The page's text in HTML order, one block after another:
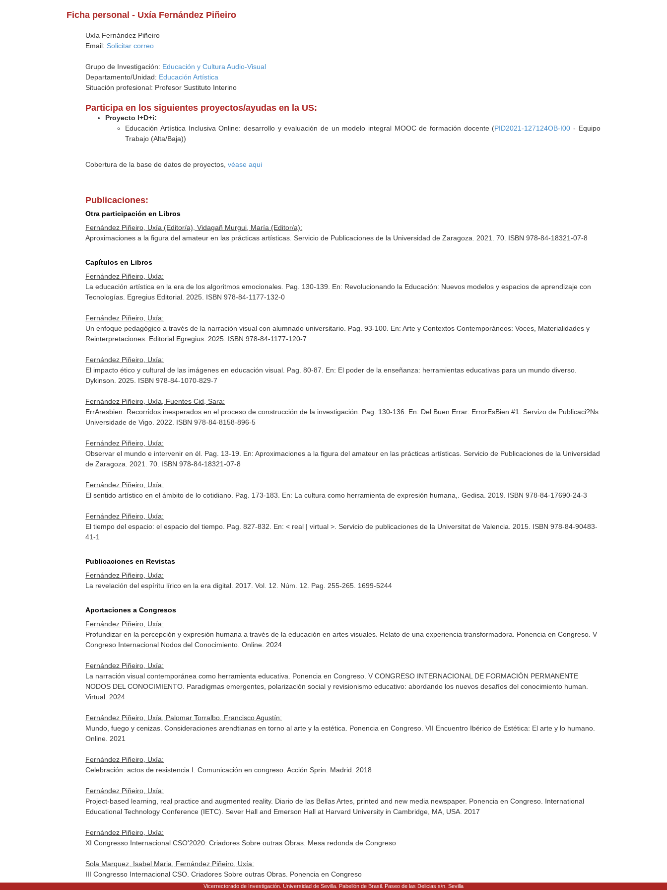
Ficha personal - Uxía Fernández Piñeiro
Uxía Fernández Piñeiro
Email: Solicitar correo
Grupo de Investigación: Educación y Cultura Audio-Visual
Departamento/Unidad: Educación Artística
Situación profesional: Profesor Sustituto Interino
Participa en los siguientes proyectos/ayudas en la US:
Proyecto I+D+i:
Educación Artística Inclusiva Online: desarrollo y evaluación de un modelo integral MOOC de formación docente (PID2021-127124OB-I00 - Equipo
Trabajo (Alta/Baja))
Cobertura de la base de datos de proyectos,véase aqui
Publicaciones:
Otra participación en Libros
Fernández Piñeiro, Uxía (Editor/a), Vidagañ Murgui, María (Editor/a):
Aproximaciones a la figura del amateur en las prácticas artísticas. Servicio de Publicaciones de la Universidad de Zaragoza. 2021. 70. ISBN 978-84-18321-07-8
Capítulos en Libros
Fernández Piñeiro, Uxía:
La educación artística en la era de los algoritmos emocionales. Pag. 130-139. En: Revolucionando la Educación: Nuevos modelos y espacios de aprendizaje con
Tecnologías . Egregius Editorial. 2025. ISBN 978-84-1177-132-0
Fernández Piñeiro, Uxía:
Un enfoque pedagógico a través de la narración visual con alumnado universitario. Pag. 93-100. En: Arte y Contextos Contemporáneos: Voces, Materialidades y
Reinterpretaciones . Editorial Egregius. 2025. ISBN 978-84-1177-120-7
Fernández Piñeiro, Uxía:
El impacto ético y cultural de las imágenes en educación visual. Pag. 80-87. En: El poder de la enseñanza: herramientas educativas para un mundo diverso
Dykinson. 2025. ISBN 978-84-1070-829-7
Fernández Piñeiro, Uxía, Fuentes Cid, Sara:
ErrAresbien. Recorridos inesperados en el proceso de construcción de la investigación. Pag. 130-136. En: Del Buen Errar: ErrorEsBien #1
. Servizo de Publicaci?Ns
Universidade de Vigo. 2022. ISBN 978-84-8158-896-5
Fernández Piñeiro, Uxía:
Observar el mundo e intervenir en él. Pag. 13-19. En: Aproximaciones a la figura del amateur en las prácticas artísticas . Servicio de Publicaciones de la Universidad
de Zaragoza. 2021. 70. ISBN 978-84-18321-07-8
Fernández Piñeiro, Uxía:
El sentido artístico en el ámbito de lo cotidiano. Pag. 173-183. En: La cultura como herramienta de expresión humana, . Gedisa. 2019. ISBN 978-84-17690-24-3
Fernández Piñeiro, Uxía:
El tiempo del espacio: el espacio del tiempo. Pag. 827-832. En: < real | virtual > . Servicio de publicaciones de la Universitat de Valencia. 2015. ISBN 978-84-90483-
41-1
Publicaciones en Revistas
Fernández Piñeiro, Uxía:
La revelación del espíritu lírico en la era digital. 2017. Vol. 12. Núm. 12. Pag. 255-265. 1699-5244
Aportaciones a Congresos
Fernández Piñeiro, Uxía:
Profundizar en la percepción y expresión humana a través de la educación en artes visuales. Relato de una experiencia transformadora. Ponencia en Congreso. V
Congreso Internacional Nodos del Conocimiento. Online. 2024
Fernández Piñeiro, Uxía:
La narración visual contemporánea como herramienta educativa. Ponencia en Congreso. V CONGRESO INTERNACIONAL DE FORMACIÓN PERMANENTE
NODOS DEL CONOCIMIENTO. Paradigmas emergentes, polarización social y revisionismo educativo: abordando los nuevos desafíos del conocimiento human.
Virtual. 2024
Fernández Piñeiro, Uxía, Palomar Torralbo, Francisco Agustín:
Mundo, fuego y cenizas. Consideraciones arendtianas en torno al arte y la estética. Ponencia en Congreso. VII Encuentro Ibérico de Estética: El arte y lo humano.
Online. 2021
Fernández Piñeiro, Uxía:
Celebración: actos de resistencia I. Comunicación en congreso. Acción Sprin. Madrid. 2018
Fernández Piñeiro, Uxía:
Project-based learning, real practice and augmented reality. Diario de las Bellas Artes, printed and new media newspaper. Ponencia en Congreso. International
Educational Technology Conference (IETC). Sever Hall and Emerson Hall at Harvard University in Cambridge, MA, USA. 2017
Fernández Piñeiro, Uxía:
XI Congresso Internacional CSO'2020: Criadores Sobre outras Obras. Mesa redonda de Congreso
Sola Marquez, Isabel Maria, Fernández Piñeiro, Uxía:
III Congresso Internacional CSO. Criadores Sobre outras Obras. Ponencia en Congreso
Vicerrectorado de Investigación. Universidad de Sevilla. Pabellón de Brasil. Paseo de las Delicias s/n. Sevilla